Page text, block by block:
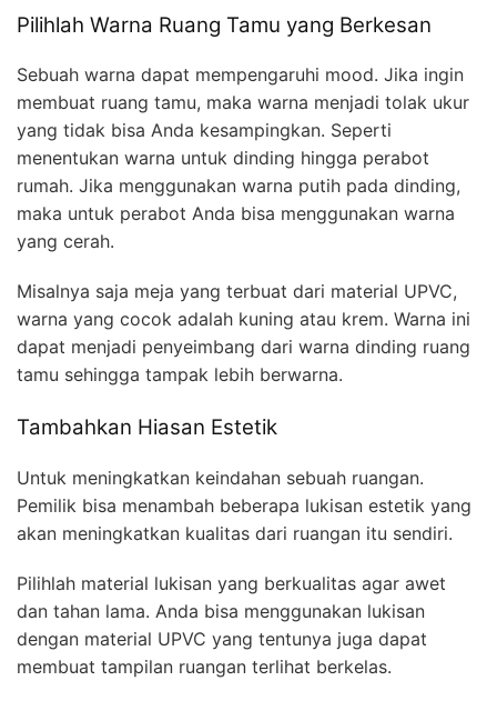
Pilihlah Warna Ruang Tamu yang Berkesan
Sebuah warna dapat mempengaruhi mood. Jika ingin
membuat ruang tamu, maka warna menjadi tolak ukur
yang tidak bisa Anda kesampingkan. Seperti
menentukan warna untuk dinding hingga perabot
rumah. Jika menggunakan warna putih pada dinding,
maka untuk perabot Anda bisa menggunakan warna
yang cerah.
Misalnya saja meja yang terbuat dari material UPVC,
warna yang cocok adalah kuning atau krem. Warna ini
dapat menjadi penyeimbang dari warna dinding ruang
tamu sehingga tampak lebih berwarna.
Tambahkan Hiasan Estetik
Untuk meningkatkan keindahan sebuah ruangan.
Pemilik bisa menambah beberapa lukisan estetik yang
akan meningkatkan kualitas dari ruangan itu sendiri.
Pilihlah material lukisan yang berkualitas agar awet
dan tahan lama. Anda bisa menggunakan lukisan
dengan material UPVC yang tentunya juga dapat
membuat tampilan ruangan terlihat berkelas.